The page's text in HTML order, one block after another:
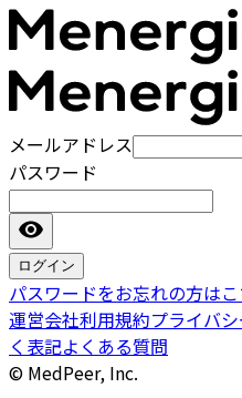
メールアドレス
パスワード
ログイン
パスワードをお忘れの方はこ
運営会社利用規約プライバ
く表記よくある質問
© MedPeer, Inc.